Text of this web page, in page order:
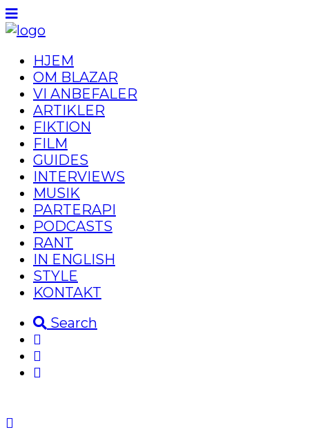
HJEM
OM BLAZAR
VI ANBEFALER
ARTIKLER
FIKTION
FILM
GUIDES
INTERVIEWS
MUSIK
PARTERAPI
PODCASTS
RANT
IN ENGLISH
STYLE
KONTAKT
Search